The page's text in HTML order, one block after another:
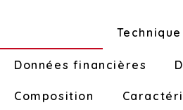
Technique
Données financières
Composition